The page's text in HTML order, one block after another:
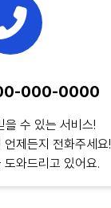
000-0000
을 수 있는 서비스!
제든지 전화주세요!
도와드리고 있어요.